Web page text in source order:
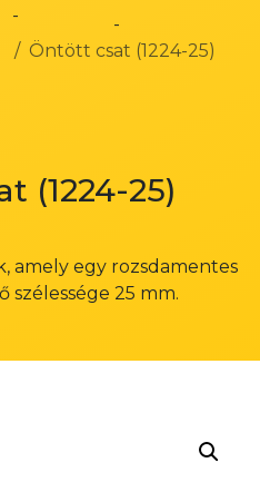
Öntött csat (1224-25)
(1224-25)
amely egy rozsdamentes
szélessége 25 mm.